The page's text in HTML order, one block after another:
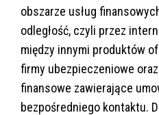
obszarze usług
odległość, czyli przez
między innymi produktów
firmy ubezpieczeniowe
finansowe zawierające
bezpośredniego kontaktu.